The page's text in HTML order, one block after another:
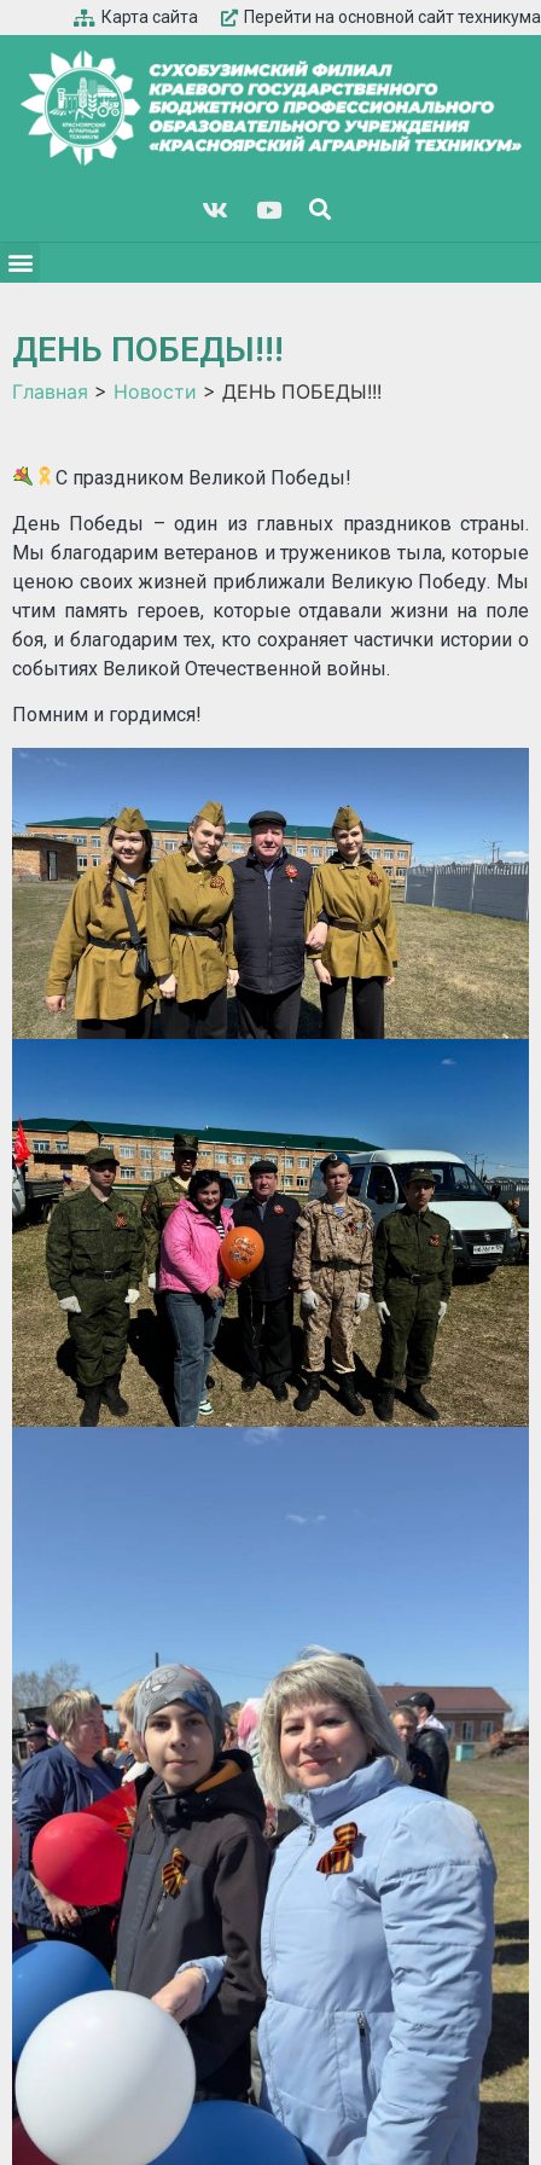
Карта сайта Перейти на основной сайт техникума
ДЕНЬ ПОБЕДЫ!!!
Главная > Новости > ДЕНЬ ПОБЕДЫ!!!
С праздником Великой Победы!
День Победы – один из главных праздников страны.
Мы благодарим ветеранов и тружеников тыла, которые
ценою своих жизней приближали Великую Победу. Мы
чтим память героев, которые отдавали жизни на поле
боя, и благодарим тех, кто сохраняет частички истории о
событиях Великой Отечественной войны.
Помним и гордимся!